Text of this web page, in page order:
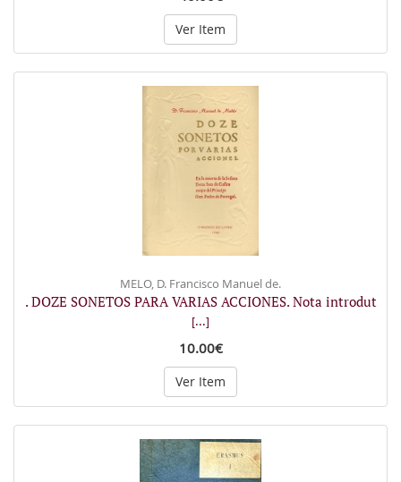
Ver Item
MELO, D. Francisco Manuel de.
. DOZE SONETOS PARA VARIAS ACCIONES. Nota introdut
[...]
10.00€
Ver Item